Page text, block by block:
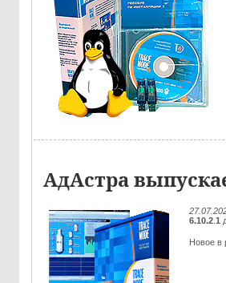
АдАстра
6.10.2 1
Новое в